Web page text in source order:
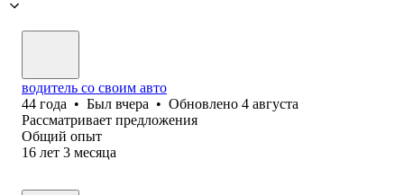
водитель со своим авто
44 года • Был вчера • Обновлено 4 августа
Рассматривает предложения
Общий опыт
16 лет 3 месяца